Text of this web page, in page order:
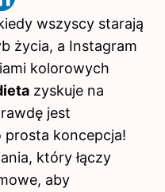
wszyscy starają
życia, a Instagram
kolorowych
zyskuje na
jest
prosta koncepcja!
który łączy
aby